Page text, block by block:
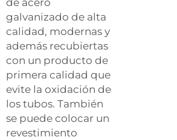
galvanizado de alta
calidad, modernas y
además recubiertas
con un producto de
primera calidad que
evite la oxidación de
los tubos. También
se puede colocar un
revestimiento